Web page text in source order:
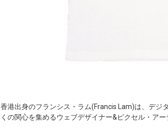
香港出身のフランシス・ラム(Francis Lam)は、デジ
くの関心を集めるウェブデザイナー&ピクセル・アー